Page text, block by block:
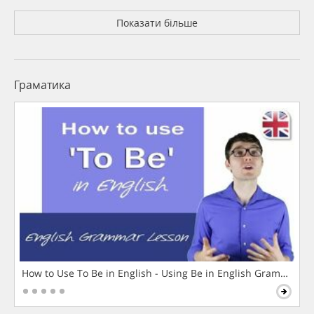
Показати більше
Граматика
How to Use To Be in English - Using Be in English Grammar